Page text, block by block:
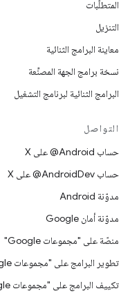
المتطلّبات
التنزيل
معاينة البرامج الثنائية
نسخة برامج الجهة المصنِّعة
البرامج الثنائية لبرنامج التشغيل
التواصل
حساب ‎@Android على X
حساب ‎@AndroidDev على X
مدوّنة Android
مدوّنة أمان Google
منصّة على "مجموعات Google"
تطوير البرامج على "مجموعات Google"
تكييف البرامج على "مجموعات Google"